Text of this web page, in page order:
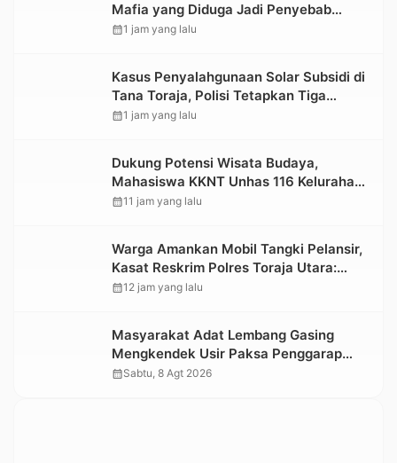
Mafia yang Diduga Jadi Penyebab
Kelangkaan BBM di Toraja
calendar_month1 jam yang lalu
Kasus Penyalahgunaan Solar Subsidi di
Tana Toraja, Polisi Tetapkan Tiga
Tersangka Baru
calendar_month1 jam yang lalu
Dukung Potensi Wisata Budaya,
Mahasiswa KKNT Unhas 116 Kelurahan
Nonongan Utara Pasang Papan
calendar_month11 jam yang lalu
Warga Amankan Mobil Tangki Pelansir,
Kasat Reskrim Polres Toraja Utara:
Proses Hukum Berjalan Transparan
calendar_month12 jam yang lalu
Masyarakat Adat Lembang Gasing
Mengkendek Usir Paksa Penggarap
yang Rusak Kawasan Hutan
calendar_monthSabtu, 8 Agt 2026